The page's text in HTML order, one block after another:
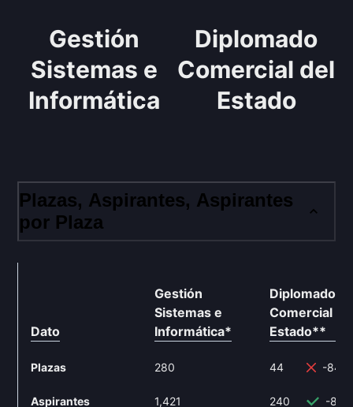
Gestión
Sistemas e
Informática
Diplomado
Comercial del
Estado
Plazas, Aspirantes, Aspirantes
por Plaza
Dato
Gestión
Sistemas e
Informática*
Plazas 280
Aspirantes 1,421
Diplomado
Comercial
Estado**
44 -
240 -